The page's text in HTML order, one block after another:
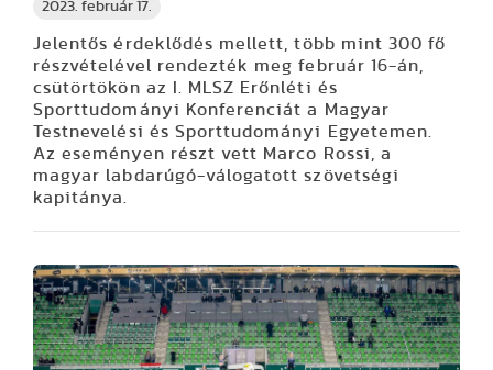
2023. február 17.
Jelentős érdeklődés mellett, több mint 300 fő
részvételével rendezték meg február 16-án,
csütörtökön az I. MLSZ Erőnléti és
Sporttudományi Konferenciát a Magyar
Testnevelési és Sporttudományi Egyetemen.
Az eseményen részt vett Marco Rossi, a
magyar labdarúgó-válogatott szövetségi
kapitánya.